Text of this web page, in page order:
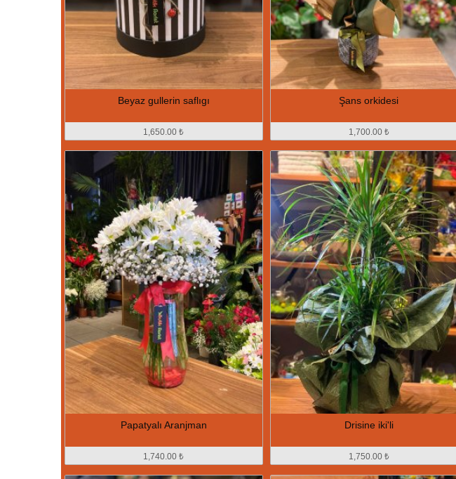
Beyaz gullerin saflıgı
1,650.00 ₺
Şans orkidesi
1,700.00 ₺
Papatyalı Aranjman
1,740.00 ₺
Drisine iki'li
1,750.00 ₺